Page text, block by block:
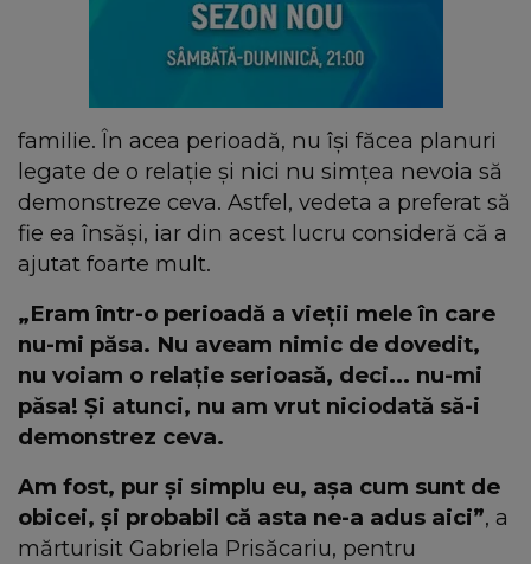
familie. În acea perioadă, nu își făcea planuri
legate de o relație și nici nu simțea nevoia să
demonstreze ceva. Astfel, vedeta a preferat să
fie ea însăși, iar din acest lucru consideră că a
ajutat foarte mult.
„Eram într-o perioadă a vieții mele în care
nu-mi păsa. Nu aveam nimic de dovedit,
nu voiam o relație serioasă, deci... nu-mi
păsa! Și atunci, nu am vrut niciodată să-i
demonstrez ceva.
Am fost, pur și simplu eu, așa cum sunt de
obicei, și probabil că asta ne-a adus aici”, a
mărturisit Gabriela Prisăcariu, pentru